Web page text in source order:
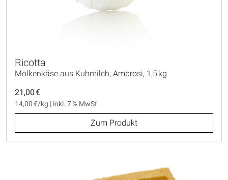
Ricotta
Molkenkäse aus Kuhmilch, Ambrosi, 1,5 kg
21,00 €
14,00 €/kg | inkl. 7 % MwSt.
Zum Produkt